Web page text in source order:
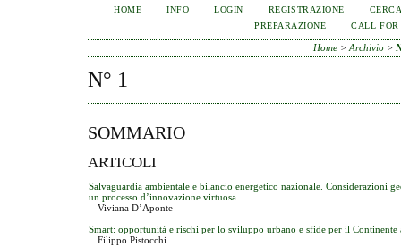
HOME INFO LOGIN REGISTRAZIONE
PREPARAZIONE
CALL FOR
Home >Archivio >
N° 1
SOMMARIO
ARTICOLI
Salvaguardia ambientale e bilancio energetico nazionale. Considerazioni
un processo d’innovazione virtuosa
Viviana D’Aponte
Smart: opportunità e rischi per lo sviluppo urbano e sfide per il Continente
Filippo Pistocchi